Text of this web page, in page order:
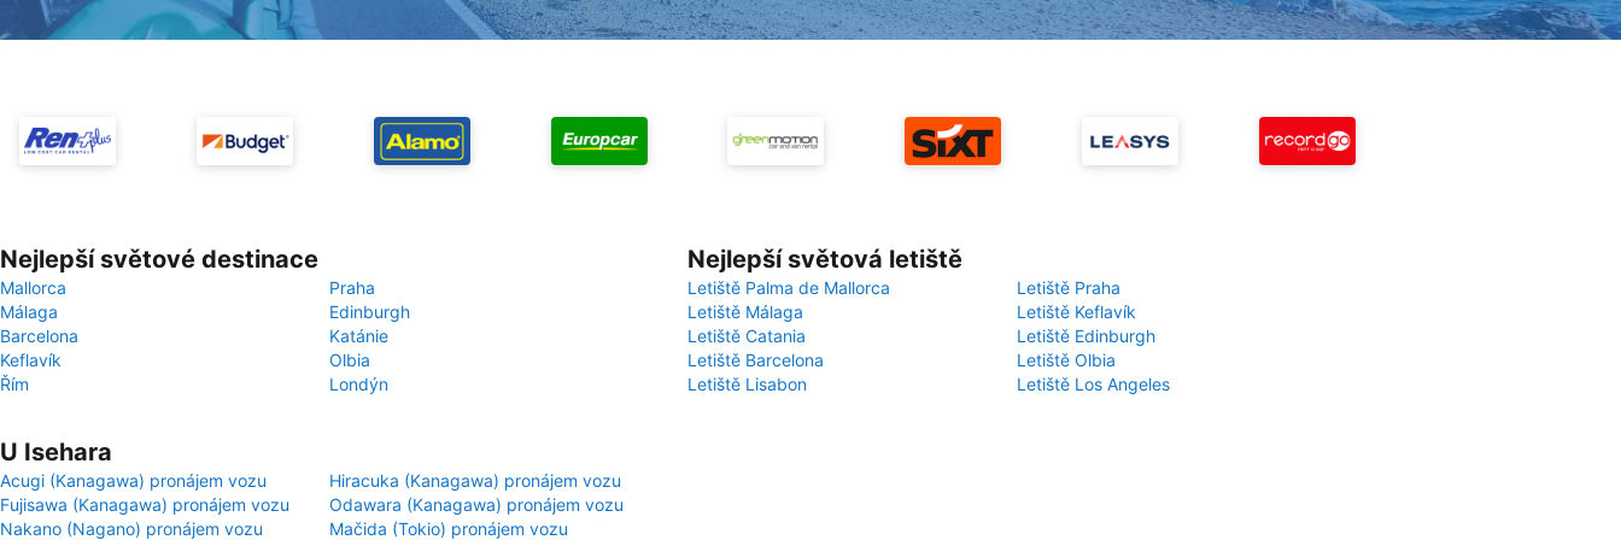
Nejlepší světové destinace
Mallorca
Praha
Málaga
Edinburgh
Barcelona
Katánie
Keflavík
Olbia
Řím
Londýn
Nejlepší světová letiště
Letiště Palma de Mallorca
Letiště Praha
Letiště Málaga
Letiště Keflavík
Letiště Catania
Letiště Edinburgh
Letiště Barcelona
Letiště Olbia
Letiště Lisabon
Letiště Los Angeles
U Isehara
Acugi (Kanagawa) pronájem vozu
Hiracuka (Kanagawa) pronájem vozu
Fujisawa (Kanagawa) pronájem vozu
Odawara (Kanagawa) pronájem vozu
Nakano (Nagano) pronájem vozu
Mačida (Tokio) pronájem vozu